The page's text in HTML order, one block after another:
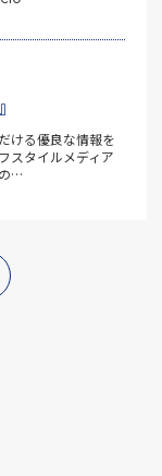
ける優良な情報を
スタイルメディア
…